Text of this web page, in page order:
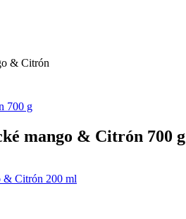
& Citrón
mango & Citrón 700 g